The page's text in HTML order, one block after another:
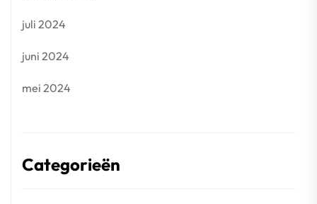
juli 2024
juni 2024
mei 2024
Categorieën